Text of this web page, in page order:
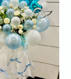
店までお問い合わ
ージです
より花材は変動い
ださい。